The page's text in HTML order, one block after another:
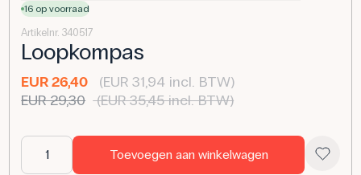
16 op voorraad
Artikelnr. 340517
Loopkompas
EUR 26,40
(EUR 31,94 incl. BTW)
EUR 29,30 (EUR 35,45 incl. BTW)
Toevoegen aan winkelwagen